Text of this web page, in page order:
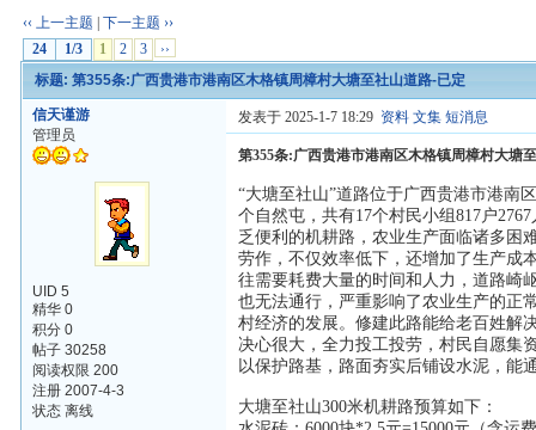
‹‹ 上一主题 |下一主题 ››
24
1/3 1 2 3 ››
标题: 第355条:广西贵港市港南区木格镇周樟村大塘至社山道路-已定
信天谨游
管理员
UID 5
精华 0
积分 0
帖子 30258
阅读权限 200
注册 2007-4-3
状态 离线
发表于 2025-1-7 18:29 资料 文集 短消息
第355条:广西贵港市港南区木格镇周樟村大塘
“大塘至社山”道路位于广西贵港市港南
个自然屯，共有17个村民小组817户
乏便利的机耕路，农业生产面临诸多困
劳作，不仅效率低下，还增加了生产成
往需要耗费大量的时间和人力，道路崎
也无法通行，严重影响了农业生产的正
村经济的发展。修建此路能给老百姓解
决心很大，全力投工投劳，村民自愿集
以保护路基，路面夯实后铺设水泥，能
大塘至社山300米机耕路预算如下：